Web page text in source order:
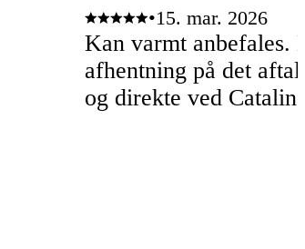
•15. mar. 2026
Kan varmt anbefales.
afhentning på det
og direkte ved